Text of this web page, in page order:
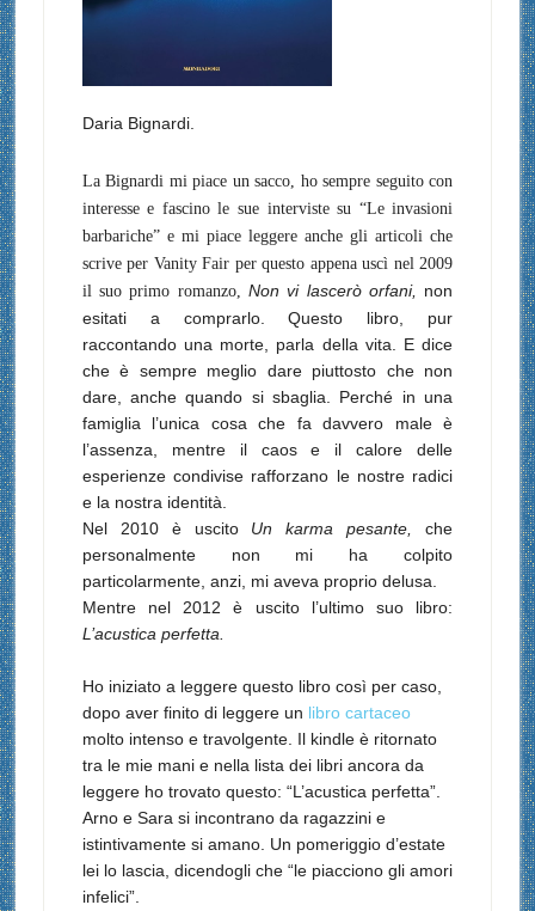
Daria Bignardi.
La Bignardi mi piace un sacco, ho sempre seguito con
interesse e fascino le sue interviste su “Le invasioni
barbariche” e mi piace leggere anche gli articoli che
scrive per Vanity Fair per questo appena uscì nel 2009
il suo primo romanzo, Non vi lascerò orfani, non
esitati a comprarlo.Questo libro, pur
raccontando una morte, parla della vita. E dice
che è sempre meglio dare piuttosto che non
dare, anche quando si sbaglia. Perché in una
famiglia l’unica cosa che fa davvero male è
l’assenza, mentre il caos e il calore delle
esperienze condivise rafforzano le nostre radici
e la nostra identità.
Nel 2010 è uscito Un karma pesante,che
personalmente non mi ha colpito
particolarmente, anzi, mi aveva proprio delusa.
Mentre nel 2012 è uscito l’ultimo suo libro:
L’acustica perfetta.
Ho iniziato a leggere questo libro così per caso,
dopo aver finito di leggere un libro cartaceo
molto intenso e travolgente. Il kindle è ritornato
tra le mie mani e nella lista dei libri ancora da
leggere ho trovato questo: “L’acustica perfetta”.
Arno e Sara si incontrano da ragazzini e
istintivamente si amano. Un pomeriggio d’estate
lei lo lascia, dicendogli che “le piacciono gli amori
infelici”.